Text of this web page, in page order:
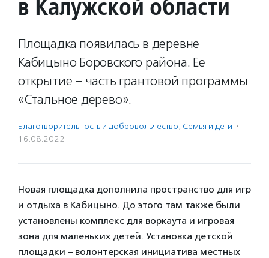
в Калужской области
Площадка появилась в деревне
Кабицыно Боровского района. Ее
открытие – часть грантовой программы
«Стальное дерево».
Благотвори­тель­ность и доброволь­чест­во, Семья и дети ·
16.08.2022
Новая площадка дополнила пространство для игр
и отдыха в Кабицыно. До этого там также были
установлены комплекс для воркаута и игровая
зона для маленьких детей. Установка детской
площадки – волонтерская инициатива местных